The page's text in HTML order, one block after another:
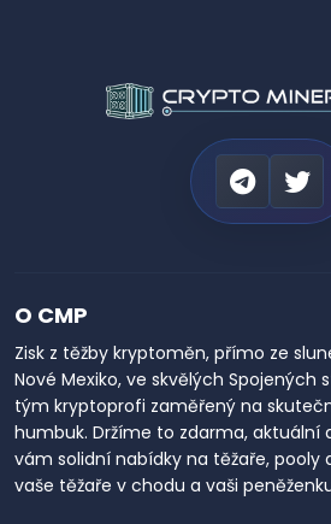
O CMP
Zisk z těžby kryptoměn, přímo ze
Nové Mexiko, ve skvělých
tým kryptoprofi zaměřený na
humbuk. Držíme to zdarma, aktuální
vám solidní nabídky na těžaře, pooly
vaše těžaře v chodu a vaši